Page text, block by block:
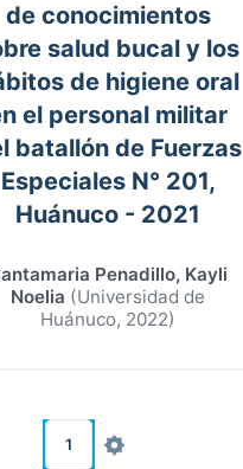
de conocimientos
salud bucal y los
de higiene oral
el personal militar
batallón de Fuerzas
Especiales N° 201,
Huánuco - 2021
Penadillo, Kayli
Noelia (Universidad de
Huánuco, 2022)
1